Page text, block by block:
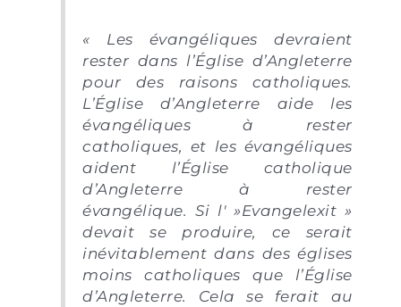
« Les évangéliques devraient
rester dans l’Église d’Angleterre
pour des raisons catholiques.
L’Église d’Angleterre aide les
évangéliques à rester
catholiques, et les évangéliques
aident l’Église catholique
d’Angleterre à rester
évangélique. Si l' »Evangelexit »
devait se produire, ce serait
inévitablement dans des églises
moins catholiques que l’Église
d’Angleterre. Cela se ferait au